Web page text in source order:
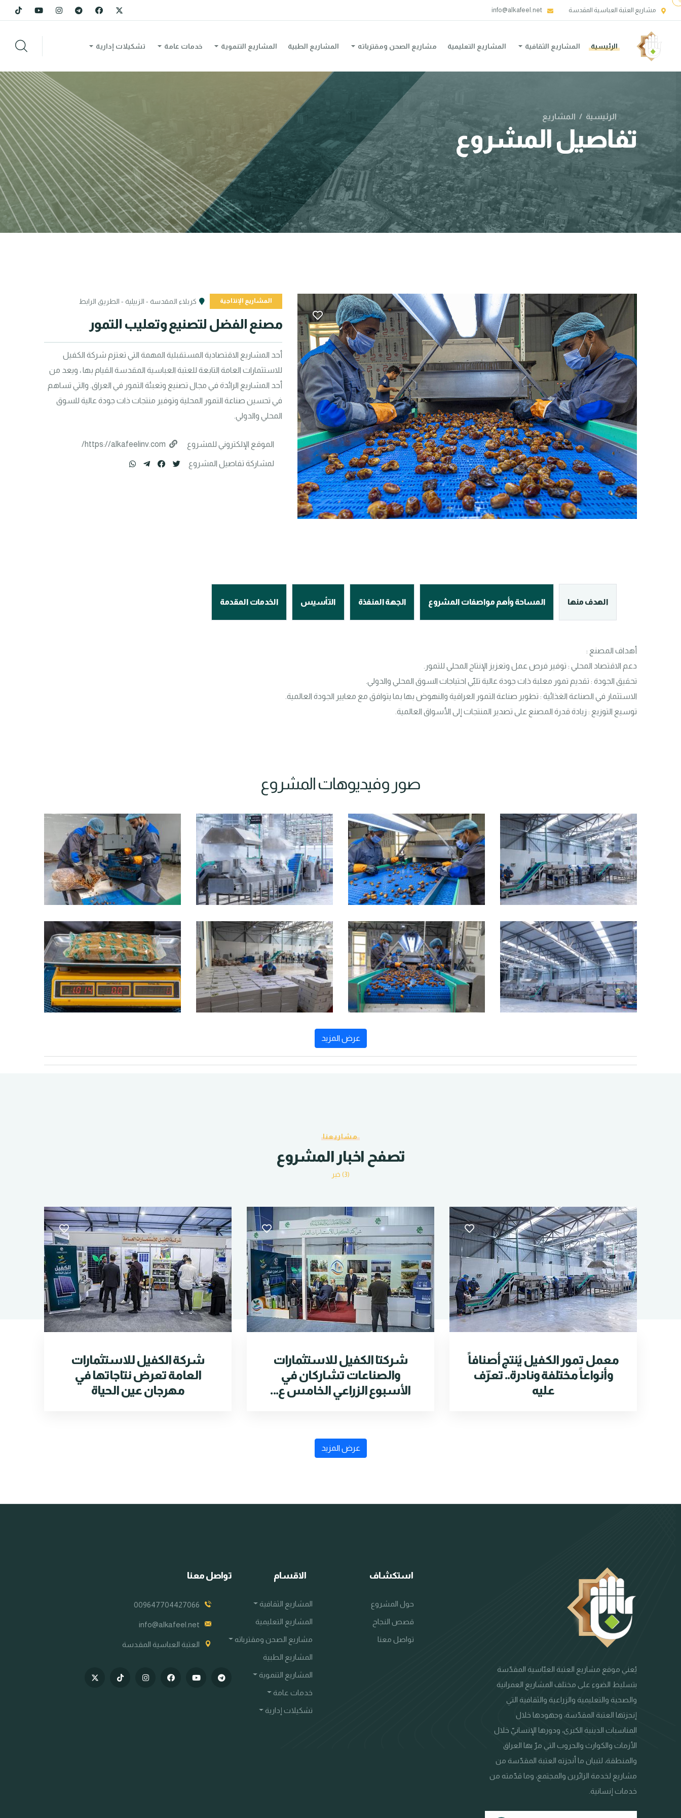
مشاريع العتبة العباسية المقدسة info@alkafeel.net
الرئيسية المشاريع الثقافية المشاريع التعليمية مشاريع الصحن ومقترباته المشاريع الطبية المشاريع التنموية خدمات عامة تشكيلات إدارية
الرئيسية / المشاريع
تفاصيل المشروع
المشاريع الإنتاجية كربلاء المقدسة - الزبيلية - الطريق الرابط
مصنع الفضل لتصنيع وتعليب التمور
المحلي والدولي.
الموقع الإلكتروني للمشروع https://alkafeelinv.com/
لمشاركة تفاصيل المشروع
الهدف منها المساحة وأهم مواصفات المشروع الجهة المنفذة التأسيس الخدمات المقدمة
توسيع التوزيع : زيادة قدرة المصنع على تصدير المنتجات إلى الأسواق العالمية.
صور وفيديوهات المشروع
عرض المزيد
مشاريعنا
تصفح اخبار المشروع
(3) خبر
معمل تمور الكفيل يُنتج أصنافاً
وأنواعاً مختلفة ونادرة.. تعرّف
عليه
شركتا الكفيل للاستثمارات
والصناعات تشاركان في
الأسبوع الزراعي الخامس ع...
شركة الكفيل للاستثمارات
العامة تعرض نتاجاتها في
مهرجان عين الحياة
عرض المزيد
يُعني موقع مشاريع العتبة العبّاسية المقدّسة
بتسليط الضوء على مختلف المشاريع العمرانية
والصحية والتعليمية والزراعية والثقافية التي
إنجزتها العتبة المقدّسة، وجهودها خلال
المناسبات الدينية الكبرى، ودورها الإنسانيّ خلال
الأزمات والكوارث والحروب التي مرّ بها العراق
والمنطقة، لتبيان ما أنجزته العتبة المقدّسة من
مشاريع لخدمة الزائرين والمجتمع، وما قدّمته من
خدمات إنسانية.
استكشاف
حول المشروع
قصص النجاح
تواصل معنا
الاقسام
المشاريع الثقافية
المشاريع التعليمية
مشاريع الصحن ومقترباته
المشاريع الطبية
المشاريع التنموية
خدمات عامة
تشكيلات إدارية
تواصل معنا
009647704427066
info@alkafeel.net
العتبة العباسية المقدسة